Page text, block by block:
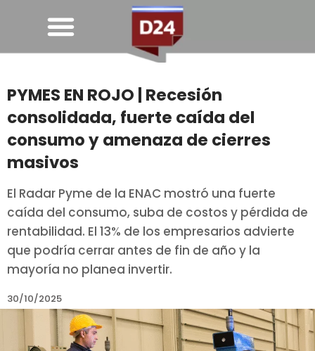
PYMES EN ROJO | Recesión
consolidada, fuerte caída del
consumo y amenaza de cierres
masivos
El Radar Pyme de la ENAC mostró una fuerte
caída del consumo, suba de costos y pérdida de
rentabilidad. El 13% de los empresarios advierte
que podría cerrar antes de fin de año y la
mayoría no planea invertir.
30/10/2025